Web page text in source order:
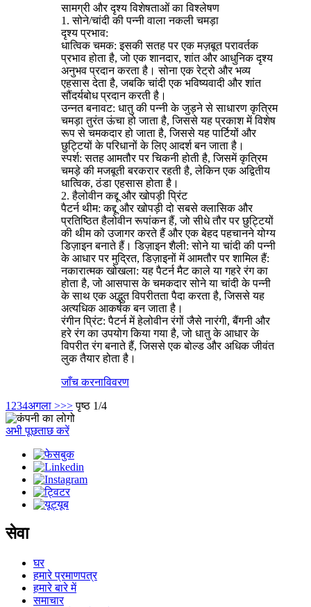
सामग्री और दृश्य विशेषताओं का विश्लेषण
1. सोने/चांदी की पन्नी वाला नकली चमड़ा
दृश्य प्रभाव:
धात्विक चमक: इसकी सतह पर एक मज़बूत परावर्तक
प्रभाव होता है, जो एक शानदार, शांत और आधुनिक दृश्य
अनुभव प्रदान करता है। सोना एक रेट्रो और भव्य
एहसास देता है, जबकि चांदी एक भविष्यवादी और शांत
सौंदर्यबोध प्रदान करती है।
उन्नत बनावट: धातु की पन्नी के जुड़ने से साधारण कृत्रिम
चमड़ा तुरंत ऊंचा हो जाता है, जिससे यह प्रकाश में विशेष
रूप से चमकदार हो जाता है, जिससे यह पार्टियों और
छुट्टियों के परिधानों के लिए आदर्श बन जाता है।
स्पर्श: सतह आमतौर पर चिकनी होती है, जिसमें कृत्रिम
चमड़े की मजबूती बरकरार रहती है, लेकिन एक अद्वितीय
धात्विक, ठंडा एहसास होता है।
2. हैलोवीन कद्दू और खोपड़ी प्रिंट
पैटर्न थीम: कद्दू और खोपड़ी दो सबसे क्लासिक और
प्रतिष्ठित हैलोवीन रूपांकन हैं, जो सीधे तौर पर छुट्टियों
की थीम को उजागर करते हैं और एक बेहद पहचानने योग्य
डिज़ाइन बनाते हैं। डिज़ाइन शैली: सोने या चांदी की पन्नी
के आधार पर मुद्रित, डिज़ाइनों में आमतौर पर शामिल हैं:
नकारात्मक खोखला: यह पैटर्न मैट काले या गहरे रंग का
होता है, जो आसपास के चमकदार सोने या चांदी के पन्नी
के साथ एक अद्भुत विपरीतता पैदा करता है, जिससे यह
अत्यधिक आकर्षक बन जाता है।
रंगीन प्रिंट: पैटर्न में हेलोवीन रंगों जैसे नारंगी, बैंगनी और
हरे रंग का उपयोग किया गया है, जो धातु के आधार के
विपरीत रंग बनाते हैं, जिससे एक बोल्ड और अधिक जीवंत
लुक तैयार होता है।
जाँच करनाविवरण
1 234अगला >>> पृष्ठ 1/4
अभी पूछताछ करें
सेवा
घर
हमारे प्रमाणपत्र
हमारे बारे में
समाचार